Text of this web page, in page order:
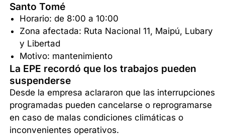
Santo Tomé
Horario: de 8:00 a 10:00
Zona afectada: Ruta Nacional 11, Maipú, Lubary
y Libertad
Motivo: mantenimiento
La EPE recordó que los trabajos pueden
suspenderse
Desde la empresa aclararon que las interrupciones
programadas pueden cancelarse o reprogramarse
en caso de malas condiciones climáticas o
inconvenientes operativos.